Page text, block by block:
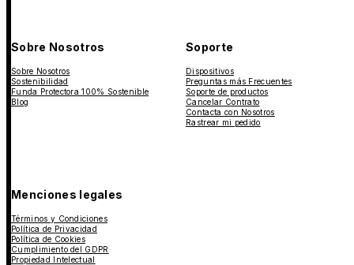
Sobre Nosotros
Sobre Nosotros
Sostenibilidad
Funda Protectora 100% Sostenible
Blog
Soporte
Dispositivos
Preguntas más Frecuentes
Soporte de productos
Cancelar Contrato
Contacta con Nosotros
Rastrear mi pedido
Menciones legales
Términos y Condiciones
Política de Privacidad
Política de Cookies
Cumplimiento del GDPR
Propiedad Intelectual